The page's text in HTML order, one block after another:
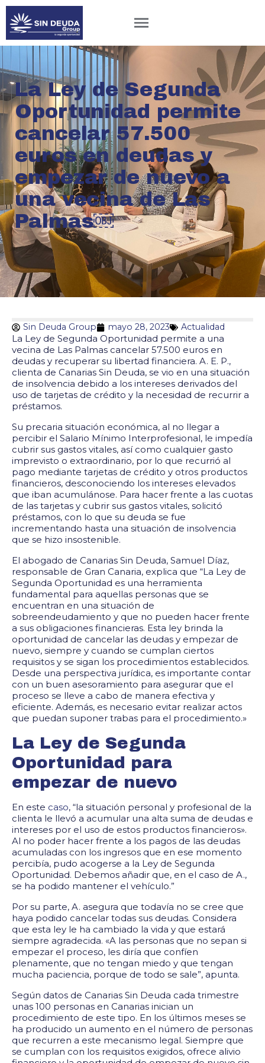
La Ley de Segunda
Oportunidad permite
cancelar 57.500
euros en deudas y
empezar de nuevo a
una vecina de Las
Palmas￼
Sin Deuda Group mayo 28, 2023 Actualidad
La Ley de Segunda Oportunidad permite a una
vecina de Las Palmas cancelar 57.500 euros en
deudas y recuperar su libertad financiera. A. E. P.,
clienta de Canarias Sin Deuda, se vio en una situación
de insolvencia debido a los intereses derivados del
uso de tarjetas de crédito y la necesidad de recurrir a
préstamos.
Su precaria situación económica, al no llegar a
percibir el Salario Mínimo Interprofesional, le impedía
cubrir sus gastos vitales, así como cualquier gasto
imprevisto o extraordinario, por lo que recurrió al
pago mediante tarjetas de crédito y otros productos
financieros, desconociendo los intereses elevados
que iban acumulánose. Para hacer frente a las cuotas
de las tarjetas y cubrir sus gastos vitales, solicitó
préstamos, con lo que su deuda se fue
incrementando hasta una situación de insolvencia
que se hizo insostenible.
El abogado de Canarias Sin Deuda, Samuel Díaz,
responsable de Gran Canaria, explica que “La Ley de
Segunda Oportunidad es una herramienta
fundamental para aquellas personas que se
encuentran en una situación de
sobreendeudamiento y que no pueden hacer frente
a sus obligaciones financieras. Esta ley brinda la
oportunidad de cancelar las deudas y empezar de
nuevo, siempre y cuando se cumplan ciertos
requisitos y se sigan los procedimientos establecidos.
Desde una perspectiva jurídica, es importante contar
con un buen asesoramiento para asegurar que el
proceso se lleve a cabo de manera efectiva y
eficiente. Además, es necesario evitar realizar actos
que puedan suponer trabas para el procedimiento.»
La Ley de Segunda
Oportunidad para
empezar de nuevo
En este caso, “la situación personal y profesional de la
clienta le llevó a acumular una alta suma de deudas e
intereses por el uso de estos productos financieros».
Al no poder hacer frente a los pagos de las deudas
acumuladas con los ingresos que en ese momento
percibía, pudo acogerse a la Ley de Segunda
Oportunidad. Debemos añadir que, en el caso de A.,
se ha podido mantener el vehículo.”
Por su parte, A. asegura que todavía no se cree que
haya podido cancelar todas sus deudas. Considera
que esta ley le ha cambiado la vida y que estará
siempre agradecida. «A las personas que no sepan si
empezar el proceso, les diría que confíen
plenamente, que no tengan miedo y que tengan
mucha paciencia, porque de todo se sale”, apunta.
Según datos de Canarias Sin Deuda cada trimestre
unas 100 personas en Canarias inician un
procedimiento de este tipo. En los últimos meses se
ha producido un aumento en el número de personas
que recurren a este mecanismo legal. Siempre que
se cumplan con los requisitos exigidos, ofrece alivio